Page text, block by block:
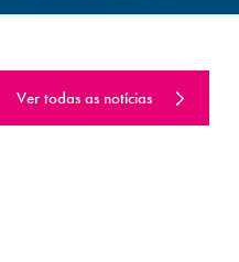
Ver todas as notícias